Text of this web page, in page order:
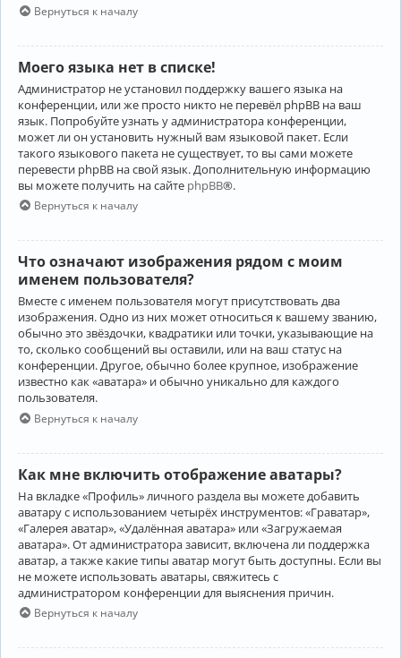
Вернуться к началу
Моего языка нет в списке!
Администратор не установил поддержку вашего языка на
конференции, или же просто никто не перевёл phpBB на ваш
язык. Попробуйте узнать у администратора конференции,
может ли он установить нужный вам языковой пакет. Если
такого языкового пакета не существует, то вы сами можете
перевести phpBB на свой язык. Дополнительную информацию
вы можете получить на сайте phpBB®.
Вернуться к началу
Что означают изображения рядом с моим
именем пользователя?
Вместе с именем пользователя могут присутствовать два
изображения. Одно из них может относиться к вашему званию,
обычно это звёздочки, квадратики или точки, указывающие на
то, сколько сообщений вы оставили, или на ваш статус на
конференции. Другое, обычно более крупное, изображение
известно как «аватара» и обычно уникально для каждого
пользователя.
Вернуться к началу
Как мне включить отображение аватары?
На вкладке «Профиль» личного раздела вы можете добавить
аватару с использованием четырёх инструментов: «Граватар»,
«Галерея аватар», «Удалённая аватара» или «Загружаемая
аватара». От администратора зависит, включена ли поддержка
аватар, а также какие типы аватар могут быть доступны. Если вы
не можете использовать аватары, свяжитесь с
администратором конференции для выяснения причин.
Вернуться к началу